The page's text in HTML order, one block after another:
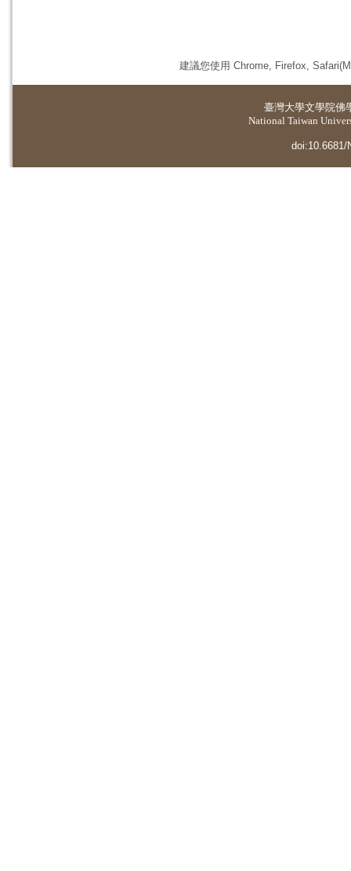
建議您使用 Chrome, Firefox,
臺灣大學文學院佛
National Taiwan
doi:10.6681/